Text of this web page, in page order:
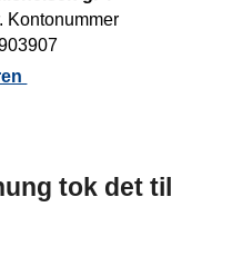
Kontonummer
tok det til